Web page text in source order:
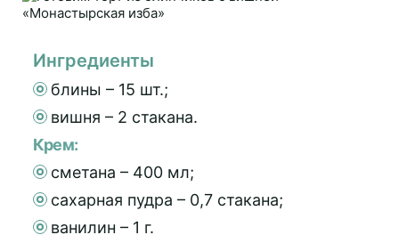
Ингредиенты
блины – 15 шт.;
вишня – 2 стакана.
Крем:
сметана – 400 мл;
сахарная пудра – 0,7 стакана;
ванилин – 1 г.